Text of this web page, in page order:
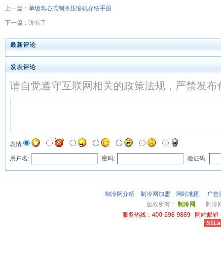
上一篇： 单级离心式制冷压缩机介绍手册
下一篇：没有了
最新评论
发表评论
请自觉遵守互联网相关的政策法规，严禁发
表情:
用户名: 密码: 验证码:
制冷网介绍 制冷网加盟 网站地图
广告
版权所有： 制冷网
制冷网
服务热线：400-698-9889 网站邮
51La